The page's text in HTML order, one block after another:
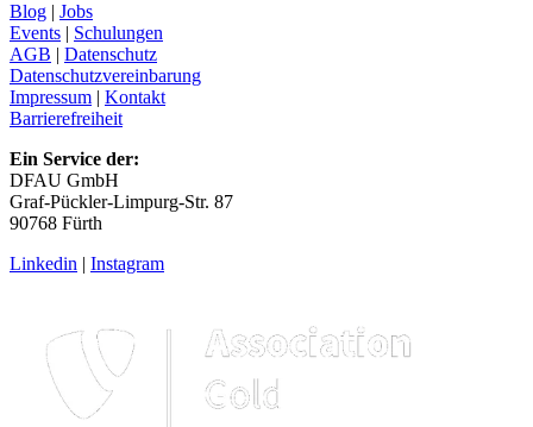
Blog | Jobs
Events | Schulungen
AGB | Datenschutz
Datenschutzvereinbarung
Impressum | Kontakt
Barrierefreiheit
Ein Service der:
DFAU GmbH
Graf-Pückler-Limpurg-Str. 87
90768 Fürth
Linkedin | Instagram